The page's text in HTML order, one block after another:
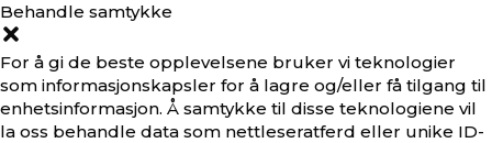
Behandle samtykke
For å gi de beste opplevelsene bruker vi teknologier
som informasjonskapsler for å lagre og/eller få tilgang til
enhetsinformasjon. Å samtykke til disse teknologiene vil
la oss behandle data som nettleseratferd eller unike ID-